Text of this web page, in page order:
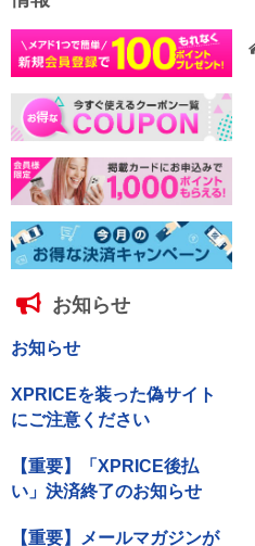
お知らせ
お知らせ
XPRICEを装った偽サイト
にご注意ください
【重要】「XPRICE後払
い」決済終了のお知らせ
【重要】メールマガジンが